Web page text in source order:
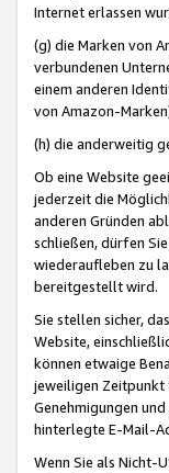
Internet erlassen
(g) die Marken von
verbundenen
einem anderen
von Amazon-
(h) die anderweitig
Ob eine Website
jederzeit die
anderen Gründen
schließen, dürfen
wiederaufleben zu
bereitgestellt wird.
Sie stellen sicher,
Website,
können etwaige
jeweiligen Zeitpunkt
Genehmigungen
hinterlegte E-Mail-
Wenn Sie als Nicht-